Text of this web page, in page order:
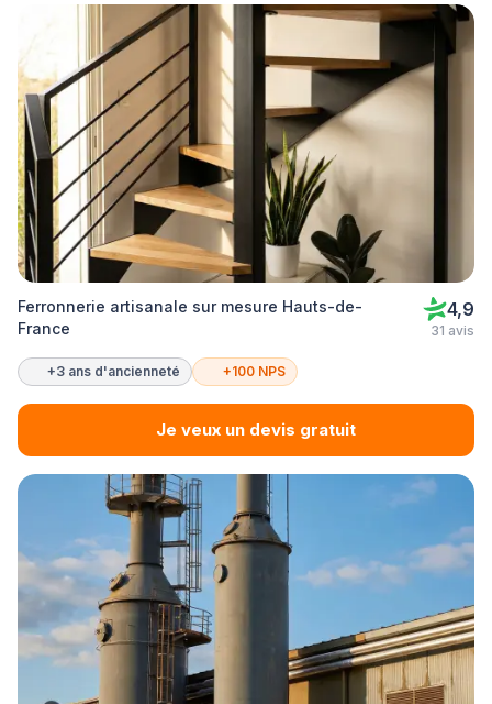
Ferronnerie artisanale sur mesure Hauts-de-
France
4,9
31 avis
+3 ans d'ancienneté +100 NPS
Je veux un devis gratuit